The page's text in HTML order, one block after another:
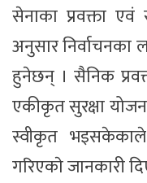
सेनाका प्रवक्ता
अनुसार निर्वाचनका
हुनेछन् । सैनिक
एकीकृत सुरक्षा
स्वीकृत
गरिएकाे जानकारी